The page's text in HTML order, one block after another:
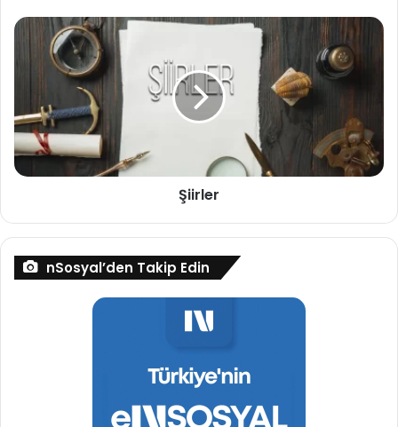
Şiirler
nSosyal’den Takip Edin